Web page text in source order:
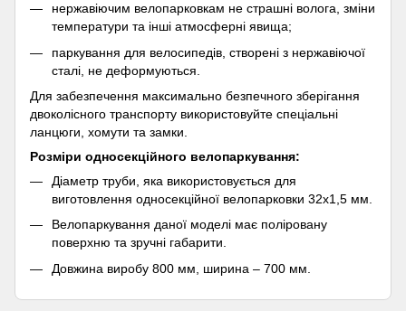
нержавіючим велопарковкам не страшні волога, зміни
температури та інші атмосферні явища;
паркування для велосипедів, створені з нержавіючої
сталі, не деформуються.
Для забезпечення максимально безпечного зберігання
двоколісного транспорту використовуйте спеціальні
ланцюги, хомути та замки.
Розміри односекційного велопаркування:
Діаметр труби, яка використовується для
виготовлення односекційної велопарковки 32х1,5 мм.
Велопаркування даної моделі має поліровану
поверхню та зручні габарити.
Довжина виробу 800 мм, ширина – 700 мм.